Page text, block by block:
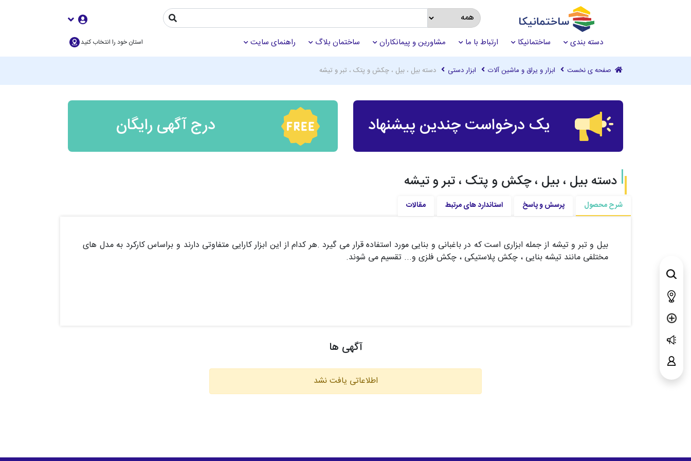
دسته بندی ساختمانیکا ارتباط با ما مشاورین و پیمانکاران ساختمان بلاگ راهنمای سایت استان خود را انتخاب کنید
صفحه ی نخست ابزار و یراق و ماشین آلات ابزار دستی دسته بیل ، بیل ، چکش و پتک ، تبر و تیشه
یک درخواست چندین پیشنهاد درج آگهی رایگان
دسته بیل ، بیل ، چکش و پتک ، تبر و تیشه
شرح محصول پرسش و پاسخ استاندارد های مرتبط مقالات
بیل و تبر و تیشه از جمله ابزاری است که در باغبانی و بنایی مورد استفاده قرار می گیرد .هر کدام از این ابزار کارایی متفاوتی دارند و براساس کارکرد به مدل های
مختلفی مانند تیشه بنایی ، چکش پلاستیکی ، چکش فلزی و... تقسیم می شوند.
آگهی ها
اطلاعاتی یافت نشد